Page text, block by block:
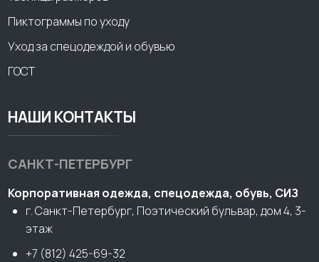
Пиктограммы по уходу
Уход за спецодеждой и обувью
ГОСТ
НАШИ КОНТАКТЫ
САНКТ-ПЕТЕРБУРГ
Корпоративная одежда, спецодежда, обувь, СИЗ
г. Санкт-Петербург, Поэтический бульвар, дом 4, 3-
этаж
+7 (812) 425-69-32